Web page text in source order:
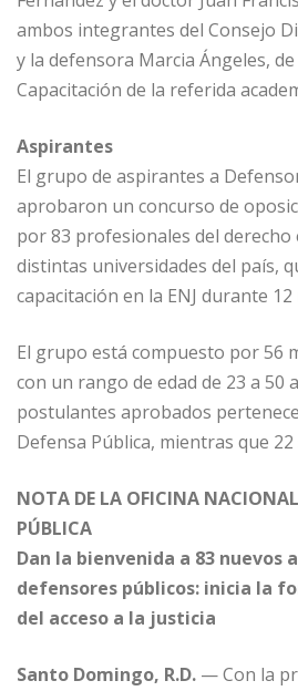
ambos integrantes del Consejo
y la defensora Marcia Ángeles,
Capacitación de la referida
Aspirantes
El grupo de aspirantes a
aprobaron un concurso de
por 83 profesionales del derecho
distintas universidades del país,
capacitación en la ENJ durante 12
El grupo está compuesto por 56
con un rango de edad de 23 a 50
postulantes aprobados
Defensa Pública, mientras que
NOTA DE LA OFICINA NACIONAL
PÚBLICA
Dan la bienvenida a 83 nuevos
defensores públicos: inicia la
del acceso a la justicia
Santo Domingo, R.D. — Con la